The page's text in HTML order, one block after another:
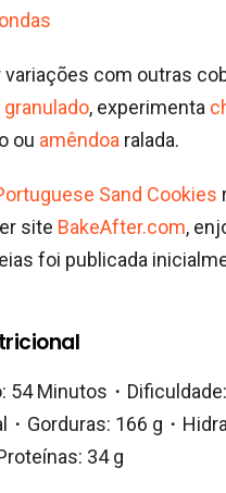
variações com outras
granulado, experimenta
ou amêndoa ralada.
Sand Cookies
site BakeAfter.com,
foi publicada
54 Minutos・Dificuldade:
・Gorduras: 166 g・
34 g